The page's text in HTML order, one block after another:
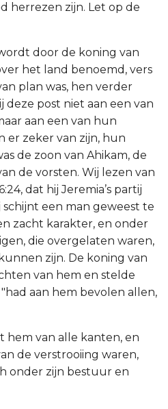
herrezen zijn. Let op de
door de koning van
het land benoemd, vers
plan was, hen verder
post niet aan een van
aan een van hun
er zeker van zijn, hun
de zoon van Ahikam, de
de vorsten. Wij lezen van
dat hij Jeremia’s partij
een man geweest te
zacht karakter, en onder
die overgelaten waren,
zijn. De koning van
van hem en stelde
aan hem bevolen allen,
hem van alle kanten, en
de verstrooiing waren,
onder zijn bestuur en